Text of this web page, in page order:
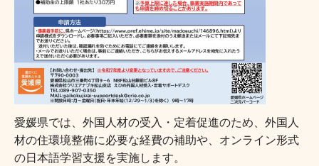
愛媛県では、外国人材の受入・定着促進のため、外国人
材の住環境整備に必要な経費の補助や、オンライン形式
の日本語学習支援を実施します。